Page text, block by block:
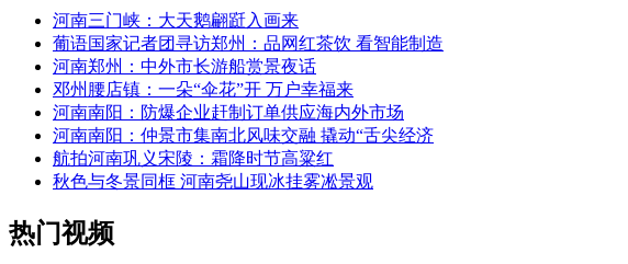
河南三门峡：大天鹅翩跹入画来
葡语国家记者团寻访郑州：品网红茶饮 看智能制造
河南郑州：中外市长游船赏景夜话
邓州腰店镇：一朵“伞花”开 万户幸福来
河南南阳：防爆企业赶制订单供应海内外市场
河南南阳：仲景市集南北风味交融 撬动“舌尖经济
航拍河南巩义宋陵：霜降时节高粱红
秋色与冬景同框 河南尧山现冰挂雾凇景观
热门视频